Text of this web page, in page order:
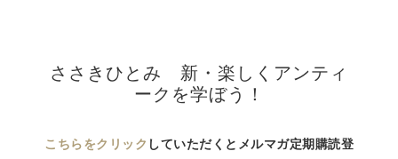
ささきひとみ 新・楽しくアンティ
ークを学ぼう！
こちらをクリック していただくとメルマガ定期購読登